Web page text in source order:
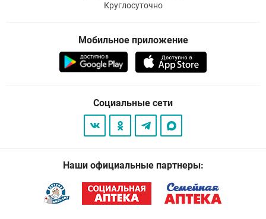
Круглосуточно
Мобильное приложение
Социальные сети
Наши официальные партнеры: